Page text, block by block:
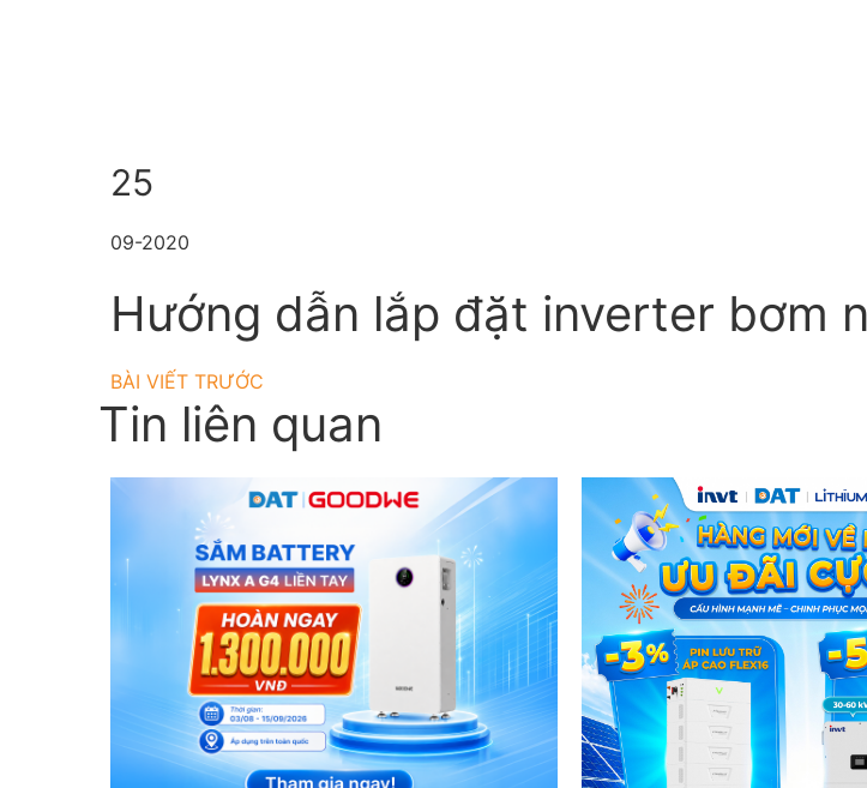
25
09-2020
Hướng dẫn lắp đặt inverter bơm
BÀI VIẾT TRƯỚC
Tin liên quan